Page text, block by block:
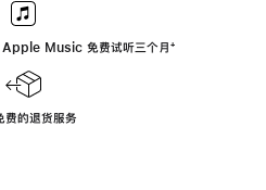
Music 免费试听三个月 ‍脚
‍⁺
费的退货服务